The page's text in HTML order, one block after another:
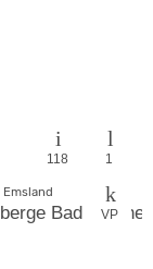
118 1
VP
Bad